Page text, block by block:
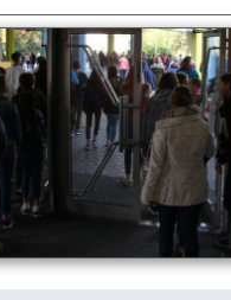
zu
Besuch:
Die
5d
wollte
genau
wissen!